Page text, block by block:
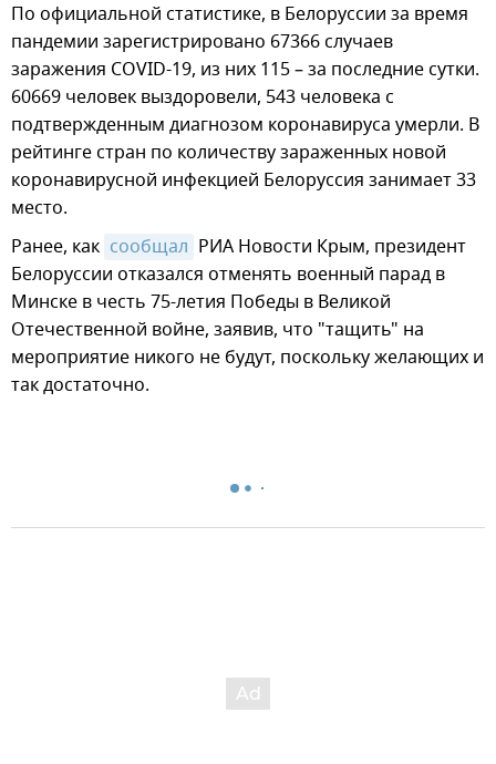
По официальной статистике, в Белоруссии за время
пандемии зарегистрировано 67366 случаев
заражения COVID-19, из них 115 – за последние сутки.
60669 человек выздоровели, 543 человека с
подтвержденным диагнозом коронавируса умерли. В
рейтинге стран по количеству зараженных новой
коронавирусной инфекцией Белоруссия занимает 33
место.
Ранее, как сообщал РИА Новости Крым, президент
Белоруссии отказался отменять военный парад в
Минске в честь 75-летия Победы в Великой
Отечественной войне, заявив, что "тащить" на
мероприятие никого не будут, поскольку желающих и
так достаточно.